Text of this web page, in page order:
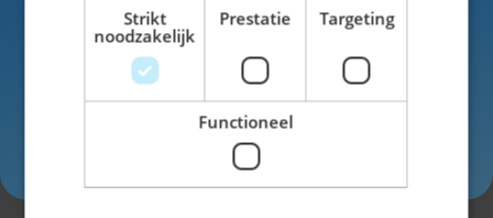
Specificaties
25_12119
Vrouw
Kleur groen
Strikt
noodzakelijk
Prestatie Targeting
Functioneel
Inschrijven